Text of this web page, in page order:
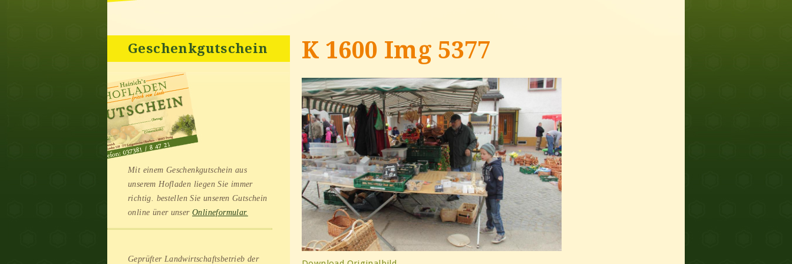
Geschenkgutschein
Mit einem Geschenkgutschein aus
unserem Hofladen liegen Sie immer
richtig. bestellen Sie unseren Gutschein
online üner unserOnlineformular.
Geprüfter Landwirtschaftsbetrieb der
K 1600 Img 5377